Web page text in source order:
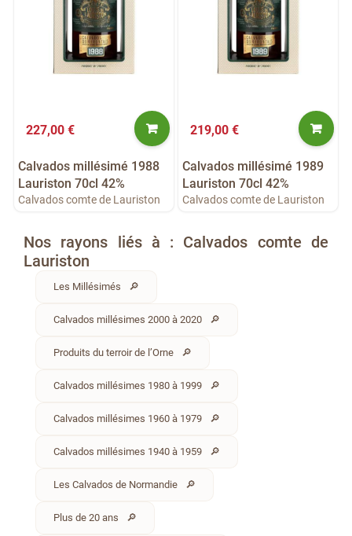
227,00 €
Calvados millésimé 1988
Lauriston 70cl 42%
Calvados comte de Lauriston
219,00 €
Calvados millésimé 1989
Lauriston 70cl 42%
Calvados comte de Lauriston
Nos rayons liés à : Calvados comte de
Lauriston
Les Millésimés
Calvados millésimes 2000 à 2020
Produits du terroir de l’Orne
Calvados millésimes 1980 à 1999
Calvados millésimes 1960 à 1979
Calvados millésimes 1940 à 1959
Les Calvados de Normandie
Plus de 20 ans